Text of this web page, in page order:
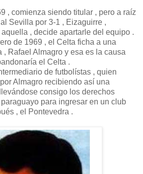
, comienza siendo titular , pero a raíz
Sevilla por 3-1 , Eizaguirre ,
, decide apartarle del equipo .
de 1969 , el Celta ficha a una
, Rafael Almagro y esa es la causa
el Celta .
de futbolístas , quien
Almagro recibiendo así una
consigo los derechos
para ingresar en un club
, el Pontevedra .